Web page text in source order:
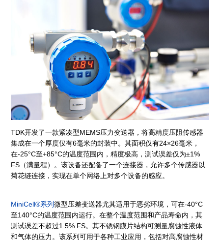
TDK开发了一款紧凑型MEMS压力变送器，将高精度压阻传感器
集成在一个厚度仅有6毫米的封装中。其面积仅有24×26毫米，
在-25°C至+85°C的温度范围内，精度极高，测试误差仅为±1%
FS（满量程）。该设备还配备了一个连接器，允许多个传感器以
菊花链连接，实现在单个网络上对多个设备的感应。
MiniCell®系列微型压差变送器尤其适用于恶劣环境，可在-40°C
至140°C的温度范围内运行。在整个温度范围和产品寿命内，其
测试误差不超过1.5% FS。其不锈钢膜片结构可测量腐蚀性液体
和气体的压力。该系列可用于各种工业应用，包括对高腐蚀性材